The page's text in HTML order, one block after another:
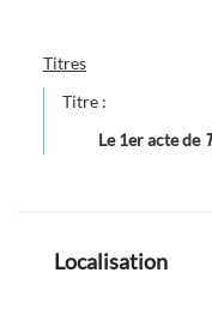
Titres
Titre :
Le 1er acte de
Localisation